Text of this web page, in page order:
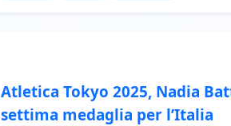
Atletica Tokyo 2025, Nadia
settima medaglia per l’Italia